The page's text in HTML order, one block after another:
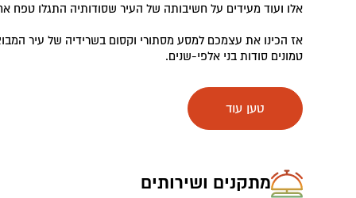
אלו ועוד מעידים על חשיבותה של העיר שסודותיה התגלו טפח
אז הכינו את עצמכם למסע מסתורי וקסום בשרידיה של עיר
טמונים סודות בני אלפי-שנים.
מה באתר?
העיר הכנעניתמוקפת בחומה רחבה, ולמרות שחלפו אלפי שנים
החיים הסוערים שהתקיימו תרגישו כבר בשער העיר.
נחצבה באר בעומס של 16 מטרים, ככל הנראה בתקופה הישראלית הקדומה.
טען עוד
מתקנים ושירותים